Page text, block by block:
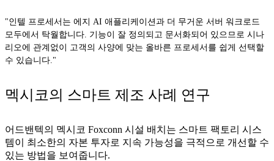
"인텔 프로세서는 에지 AI 애플리케이션과 더 무거운 서버 워크로드
모두에서 탁월합니다. 기능이 잘 정의되고 문서화되어 있으므로 시나
리오에 관계없이 고객의 사양에 맞는 올바른 프로세서를 쉽게 선택할
수 있습니다."
멕시코의 스마트 제조 사례 연구
어드밴텍의 멕시코 Foxconn 시설 배치는 스마트 팩토리 시스
템이 최소한의 자본 투자로 지속 가능성을 극적으로 개선할 수
있는 방법을 보여줍니다.